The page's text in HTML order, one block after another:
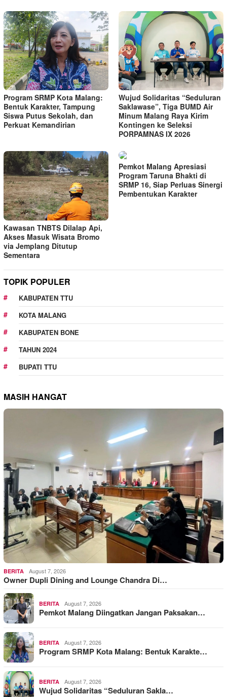
Program SRMP Kota Malang:
Bentuk Karakter, Tampung
Siswa Putus Sekolah, dan
Perkuat Kemandirian
Wujud Solidaritas “Seduluran
Saklawase”, Tiga BUMD Air
Minum Malang Raya Kirim
Kontingen ke Seleksi
PORPAMNAS IX 2026
Kawasan TNBTS Dilalap Api,
Akses Masuk Wisata Bromo
via Jemplang Ditutup
Sementara
Pemkot Malang Apresiasi
Program Taruna Bhakti di
SRMP 16, Siap Perluas Sinergi
Pembentukan Karakter
TOPIK POPULER
KABUPATEN TTU
KOTA MALANG
KABUPATEN BONE
TAHUN 2024
BUPATI TTU
MASIH HANGAT
BERITA August 7, 2026
Owner Dupli Dining and Lounge Chandra Di…
BERITA August 7, 2026
Pemkot Malang Diingatkan Jangan Paksakan…
BERITA August 7, 2026
Program SRMP Kota Malang: Bentuk Karakte…
BERITA August 7, 2026
Wujud Solidaritas “Seduluran Sakla…